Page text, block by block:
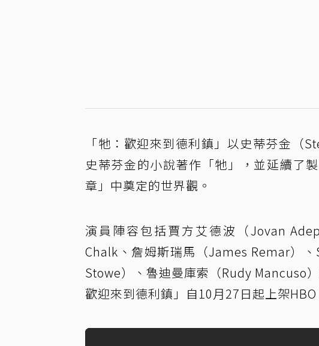
「牠：歡迎來到德利鎮」以史蒂芬金（
史蒂芬金的小說著作「牠」，並延續了
章」中奠定的世界觀。
演員陣容包括賈方艾德波（Jovan
Chalk、詹姆斯瑞馬（James Remar）
Stowe）、魯迪曼庫索（Rudy Mancuso
歡迎來到德利鎮」自10月27日起上架HBO